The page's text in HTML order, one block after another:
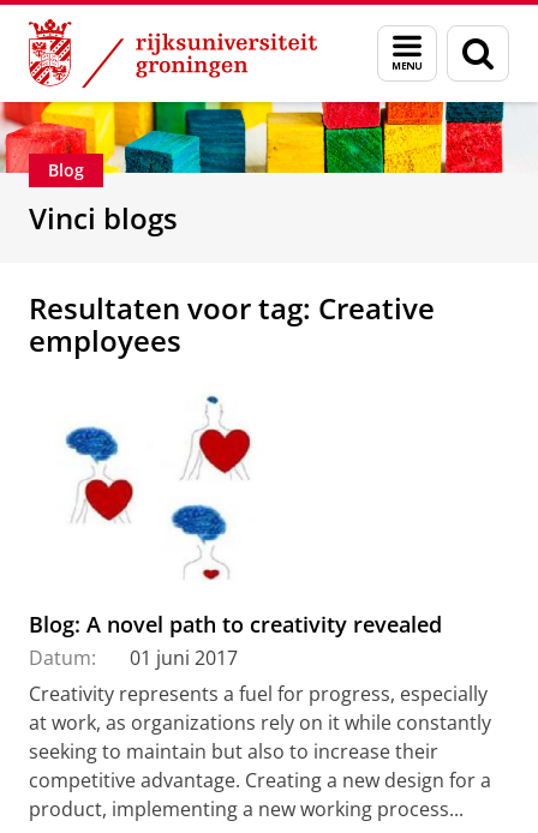
Skip
Content
Skip
Navigation
Menu
en
zoeken
Department of Innovation Management &
Blog
Vinci blogs
Resultaten voor tag: Creative
employees
Blog: A novel path to creativity revealed
Datum:
01 juni 2017
Creativity represents a fuel for progress, especially
at work, as organizations rely on it while constantly
seeking to maintain but also to increase their
competitive advantage. Creating a new design for a
product, implementing a new working process...